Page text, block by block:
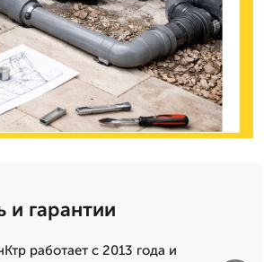
и гарантии
работает с 2013 года и